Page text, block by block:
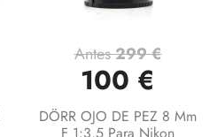
Antes299 €
100 €
DÖRR OJO DE PEZ 8 Mm